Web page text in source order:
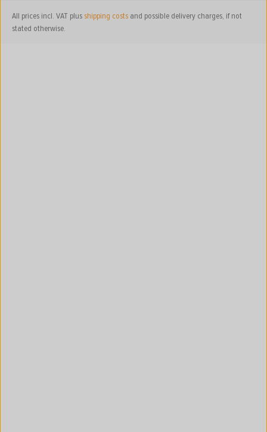
All prices incl. VAT plus shipping costs and possible delivery charges, if not
stated otherwise.